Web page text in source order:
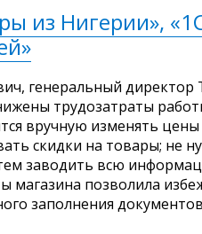
из Нигерии»,
генеральный директор
трудозатраты
вручную изменять
скидки на товары; не
заводить всю
магазина позволила
заполнения